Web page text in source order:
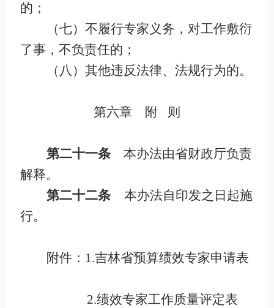
的；
（七）不履行专家义务，对工作敷衍
了事，不负责任的；
（八）其他违反法律、法规行为的。
第六章 附 则
第二十一条本办法由省财政厅负责
解释。
第二十二条
本办法自印发之日起施
行。
附件： 1.吉林省预算绩效专家申请表
2.绩效专家工作质量评定表